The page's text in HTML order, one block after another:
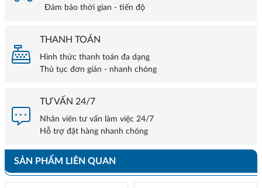
Đảm bảo thời gian - tiến độ
THANH TOÁN
Hình thức thanh toán đa dạng
Thủ tục đơn giản - nhanh chóng
TƯ VẤN 24/7
Nhân viên tư vấn làm việc 24/7
Hỗ trợ đặt hàng nhanh chóng
SẢN PHẨM LIÊN QUAN